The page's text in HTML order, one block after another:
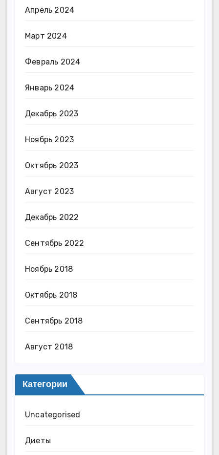
Апрель 2024
Март 2024
Февраль 2024
Январь 2024
Декабрь 2023
Ноябрь 2023
Октябрь 2023
Август 2023
Декабрь 2022
Сентябрь 2022
Ноябрь 2018
Октябрь 2018
Сентябрь 2018
Август 2018
Категории
Uncategorised
Диеты